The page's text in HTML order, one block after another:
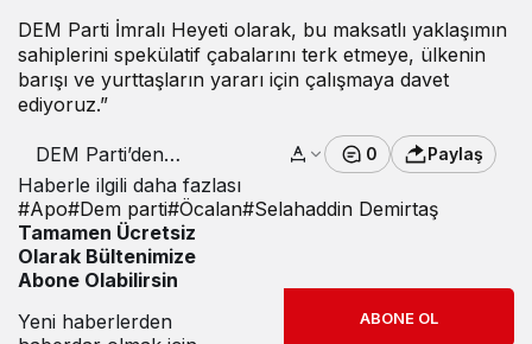
DEM Parti İmralı Heyeti olarak, bu maksatlı yaklaşımın
sahiplerini spekülatif çabalarını terk etmeye, ülkenin
barışı ve yurttaşların yararı için çalışmaya davet
ediyoruz.”
DEM Parti’den
Demirtaş açıklaması
0 Paylaş
Haberle ilgili daha fazlası
#Apo#Dem parti#Öcalan#Selahaddin Demirtaş
Tamamen Ücretsiz
Olarak Bültenimize
Abone Olabilirsin
Yeni haberlerden
ABONE OL